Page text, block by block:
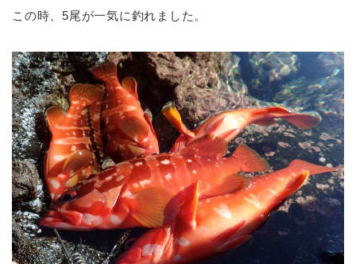
この時、5尾が一気に釣れました。